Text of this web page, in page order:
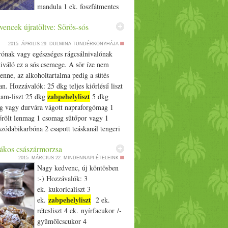
tk liszt 100 gzabpehelyliszt200 g eritrit
mák 50 g szezámmag 2 citrom leve 2-3
tej 1 cs borkősütőpor A mákot daráljuk
együtt, azután a száraz
keverjük össze. A pálmazsírt ha lehet
langyos helyen, hogy puhábban
vele dolgoznunk. Alaposan gyúrjuk
a száraz összetevőkkel. Amikor jó
citrom levét öntünk hozzá, amitől
Nekem ez kb. 2 citrom leve volt, és
növényi tej. A tésztát kilisztezett lapon
vastagra nyújtjuk. Formákat szaggatunk
megsütjük. Amikor kivesszük, még
pár perc múlva megkeményedik.
hosszabb ideig eláll.
mandula 1 ek. foszfátmentes
3/­­4 csésze reszelt alma 2 ek. olaj
Előbb a száraz, majd a nedves
gyúrjuk össze, majd hozzáadjuk a
vágott mandulákat is. Amennyiben
még lisztet adhatunk hozzá.
4 hengert formázunk belőle,
Sütőpapírral bélelt tepsibe
180 fokon 20 percig sütjük. Majd
(1-1,5 cm-es darabokra) és
pirítjuk. TIPP: ha nem fogy el
fedeles dobozban.
újratöltve: Sörös-sós
2015. ÁPRILIS 29. DULMINA TÜNDÉRKONYHÁJA
vagy egészséges rágcsálnivalónak
ez a sós csemege. A sör íze nem
az alkoholtartalma pedig a sütés
Hozzávalók: 25 dkg teljes kiőrlésű liszt
liszt 25 dkg zabpehelyliszt5 dkg
vagy durvára vágott napraforgómag 1
lenmag 1 csomag sütőpor vagy 1
2 csapott teáskanál tengeri
császármorzsa
2015. MÁRCIUS 22. MINDENNAPI ÉTELEINK
Nagy kedvenc, új köntösben
:-) Hozzávalók: 3
ek. kukoricaliszt 3
ek. zabpehelyliszt2 ek.
rétesliszt 4 ek. nyírfacukor /­­
gyümölcscukor 4